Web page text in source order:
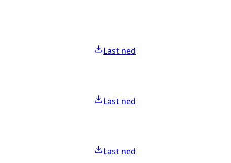
Last ned
Last ned
Last ned